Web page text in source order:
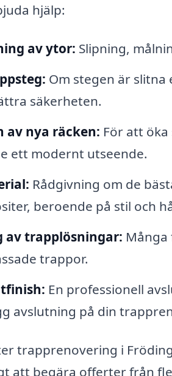
hjälp:
av ytor: Slipning,
Om stegen är
säkerheten.
nya räcken: För att
ett modernt utseende.
Rådgivning om de
beroende på stil och
av trapplösningar: Många
trappor.
En professionell
avslutning på din
trapprenovering i
att begära offerter från